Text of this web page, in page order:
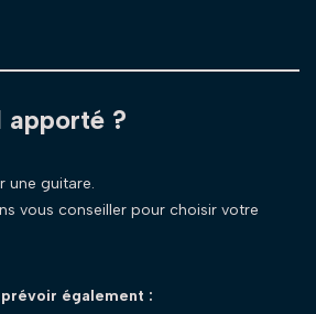
apporté ?
une guitare.
vous conseiller pour choisir votre
également :